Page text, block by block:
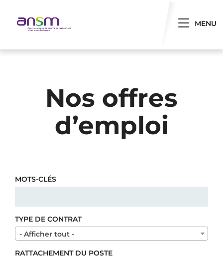
Toggle
MENU
Nos offres
d’emploi
MOTS-CLÉS
TYPE DE CONTRAT
- Afficher tout -
RATTACHEMENT DU POSTE